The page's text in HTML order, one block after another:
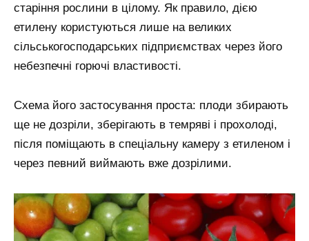
старіння рослини в цілому. Як правило, дією
етилену користуються лише на великих
сільськогосподарських підприємствах через його
небезпечні горючі властивості.
Схема його застосування проста: плоди збирають
ще не дозріли, зберігають в темряві і прохолоді,
після поміщають в спеціальну камеру з етиленом і
через певний виймають вже дозрілими.